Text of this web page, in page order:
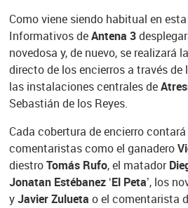
Como viene siendo habitual en
Informativos deAntena 3
novedosa y, de nuevo, se realizará
directo de los encierros a través
las instalaciones centrales de
Sebastián de los Reyes.
Cada cobertura de encierro
comentaristas como el ganadero
diestroTomás Rufo, el matador
Jonatan Estébanez ‘El Peta’, los
yJavier Zulueta o el comentarista